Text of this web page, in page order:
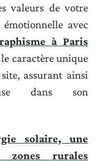
valeurs de votre
avec
à Paris
caractère unique
assurant ainsi
dans son
solaire, une
zones rurales